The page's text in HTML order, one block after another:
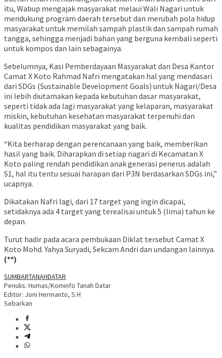
itu, Wabup mengajak masyarakat melaui Wali Nagari untuk
mendukung program daerah tersebut dan merubah pola hidup
masyarakat untuk memilah sampah plastik dan sampah rumah
tangga, sehingga menjadi bahan yang berguna kembali seperti
untuk kompos dan lain sebagainya.
Sebelumnya, Kasi Pemberdayaan Masyarakat dan Desa Kantor
Camat X Koto Rahmad Nafri mengatakan hal yang mendasari
dari SDGs (Sustainable Development Goals) untuk Nagari/Desa
ini lebih diutamakan kepada kebutuhan dasar masyarakat,
seperti tidak ada lagi masyarakat yang kelaparan, masyarakat
miskin, kebutuhan kesehatan masyarakat terpenuhi dan
kualitas pendidikan masyarakat yang baik.
“Kita berharap dengan perencanaan yang baik, memberikan
hasil yang baik. Diharapkan di setiap nagari di Kecamatan X
Koto paling rendah pendidikan anak generasi penerus adalah
S1, hal itu tentu sesuai harapan dari P3N berdasarkan SDGs ini,”
ucapnya.
Dikatakan Nafri lagi, dari 17 target yang ingin dicapai,
setidaknya ada 4 target yang terealisai untuk 5 (lima) tahun ke
depan.
Turut hadir pada acara pembukaan Diklat tersebut Camat X
Koto Mohd. Yahya Suryadi, Sekcam Andri dan undangan lainnya.
(**)
SUMBARTANAHDATAR
Penulis: Humas/Kominfo Tanah Datar
Editor: Joni Hermanto, S.H
Sebarkan